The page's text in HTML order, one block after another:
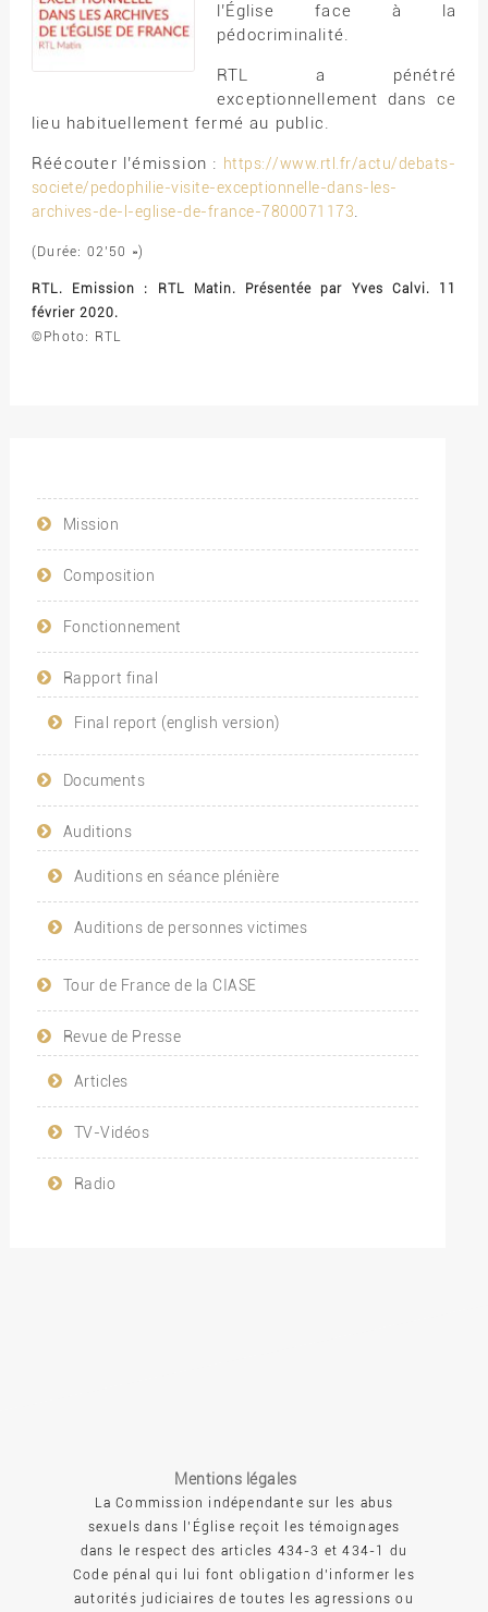
l’Église face à la
pédocriminalité.
RTL a pénétré
exceptionnellement dans ce
lieu habituellement fermé au public.
Réécouter l’émission : https://www.rtl.fr/actu/debats-
societe/pedophilie-visite-exceptionnelle-dans-les-
archives-de-l-eglise-de-france-7800071173.
(Durée: 02’50 »)
RTL. Emission : RTL Matin. Présentée par Yves Calvi. 11
février 2020.
©Photo: RTL
Mission
Composition
Fonctionnement
Rapport final
Final report (english version)
Documents
Auditions
Auditions en séance plénière
Auditions de personnes victimes
Tour de France de la CIASE
Revue de Presse
Articles
TV-Vidéos
Radio
Mentions légales
La Commission indépendante sur les abus
sexuels dans l’Église reçoit les témoignages
dans le respect des articles 434-3 et 434-1 du
Code pénal qui lui font obligation d’informer les
autorités judiciaires de toutes les agressions ou